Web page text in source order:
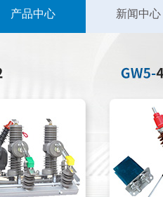
产品中心 新闻中心